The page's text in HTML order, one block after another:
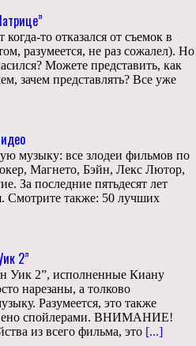
то отказался от съемок в
разумеется, не раз сожалел). Но
Можете представить, как
зачем представлять? Все уже
музыку: все злодеи фильмов по
Магнето, Бэйн, Лекс Лютор,
За последние пятьдесят лет
Смотрите также: 50 лучших
2”
Уик 2”, исполненные Киану
нарезаны, а толково
Разумеется, это также
спойлерами. ВНИМАНИЕ!
из всего фильма, это [...]